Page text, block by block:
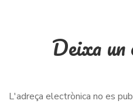
Deixa
L'adreça electrònica no es